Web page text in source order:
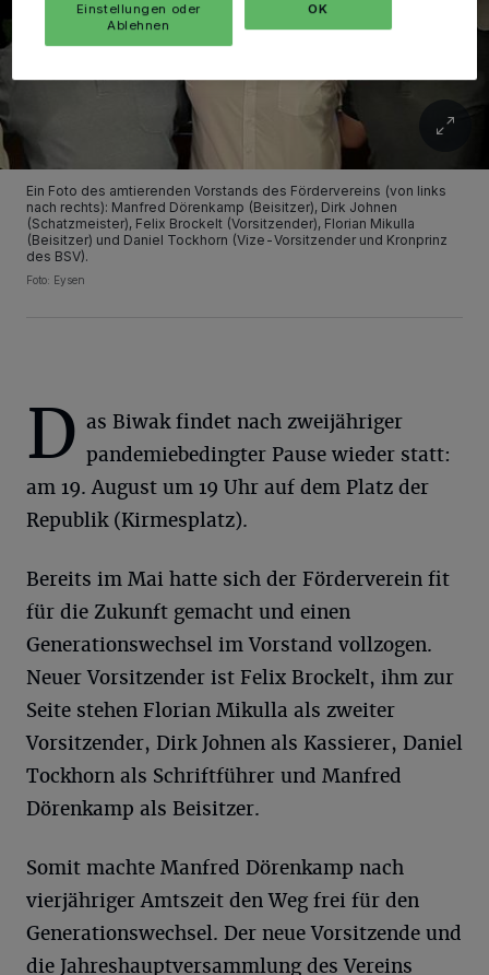
Ein Foto des amtierenden Vorstands des Fördervereins (von links
nach rechts): Manfred Dörenkamp (Beisitzer), Dirk Johnen
(Schatzmeister), Felix Brockelt (Vorsitzender), Florian Mikulla
(Beisitzer) und Daniel Tockhorn (Vize-Vorsitzender und Kronprinz
des BSV).
Foto: Eysen
D as Biwak findet nach zweijähriger
pandemiebedingter Pause wieder statt:
am 19. August um 19 Uhr auf dem Platz der
Republik (Kirmesplatz).
Bereits im Mai hatte sich der Förderverein fit
für die Zukunft gemacht und einen
Generationswechsel im Vorstand vollzogen.
Neuer Vorsitzender ist Felix Brockelt, ihm zur
Seite stehen Florian Mikulla als zweiter
Vorsitzender, Dirk Johnen als Kassierer, Daniel
Tockhorn als Schriftführer und Manfred
Dörenkamp als Beisitzer.
Somit machte Manfred Dörenkamp nach
vierjähriger Amtszeit den Weg frei für den
Generationswechsel. Der neue Vorsitzende und
die Jahreshauptversammlung des Vereins
Einstellungen oder
Ablehnen
OK